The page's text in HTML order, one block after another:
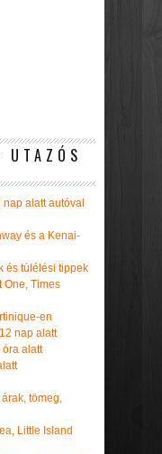
alatt autóval
és a Kenai-
és túlélési tippek
One, Times
en
nap alatt
óra alatt
tömeg,
Little Island